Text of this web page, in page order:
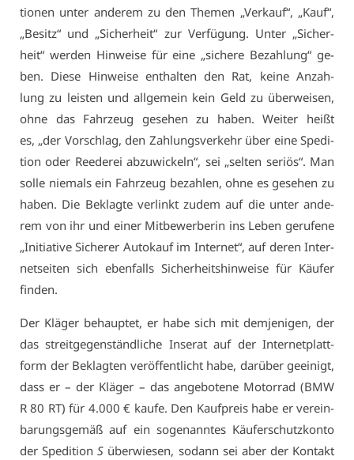
tio­nen un­ter an­de­rem zu den The­men „Ver­kauf“, „Kauf“,
„Be­sitz“ und „Si­cher­heit“ zur Ver­fü­gung. Un­ter „Si­cher­
heit“ wer­den Hin­wei­se für ei­ne „si­che­re Be­zah­lung“ ge­
ben. Die­se Hin­wei­se ent­hal­ten den Rat, kei­ne An­zah­
lung zu leis­ten und all­ge­mein kein Geld zu über­wei­sen,
oh­ne das Fahr­zeug ge­se­hen zu ha­ben. Wei­ter heißt
es, „der Vor­schlag, den Zah­lungs­ver­kehr über ei­ne Spe­di­
ti­on oder Ree­de­rei ab­zu­wi­ckeln“, sei „sel­ten se­ri­ös“. Man
sol­le nie­mals ein Fahr­zeug be­zah­len, oh­ne es ge­se­hen zu
ha­ben. Die Be­klag­te ver­linkt zu­dem auf die un­ter an­de­
rem von ihr und ei­ner Mit­be­wer­be­rin ins Le­ben ge­ru­fe­ne
„In­itia­ti­ve Si­che­rer Au­to­kauf im In­ter­net“, auf de­ren In­ter­
net­sei­ten sich eben­falls Si­cher­heits­hin­wei­se für Käu­fer
fin­den.
Der Klä­ger be­haup­tet, er ha­be sich mit dem­je­ni­gen, der
das streit­ge­gen­ständ­li­che In­se­rat auf der In­ter­net­platt­
form der Be­klag­ten ver­öf­fent­licht ha­be, dar­über ge­ei­nigt,
dass er – der Klä­ger – das an­ge­bo­te­ne Mo­tor­rad (BMW
R 80 RT) für 4.000 € kau­fe. Den Kauf­preis ha­be er ver­ein­
ba­rungs­ge­mäß auf ein so­ge­nann­tes Käu­fer­schutz­kon­to
der Spe­di­ti­onS über­wie­sen, so­dann sei aber der Kon­takt